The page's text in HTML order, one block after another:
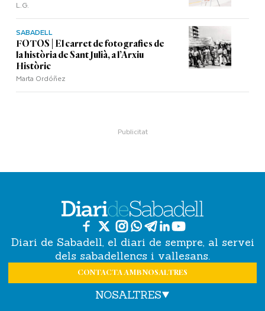
L.G.
SABADELL
FOTOS | El carret de fotografies de
la història de Sant Julià, a l’Arxiu
Històric
Marta Ordóñez
Diari de Sabadell, el diari de sempre, al servei
dels sabadellencs i vallesans.
CONTACTA AMB NOSALTRES
NOSALTRES